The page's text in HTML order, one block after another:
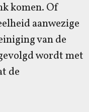
komen. Of
aanwezige
van de
wordt met
de